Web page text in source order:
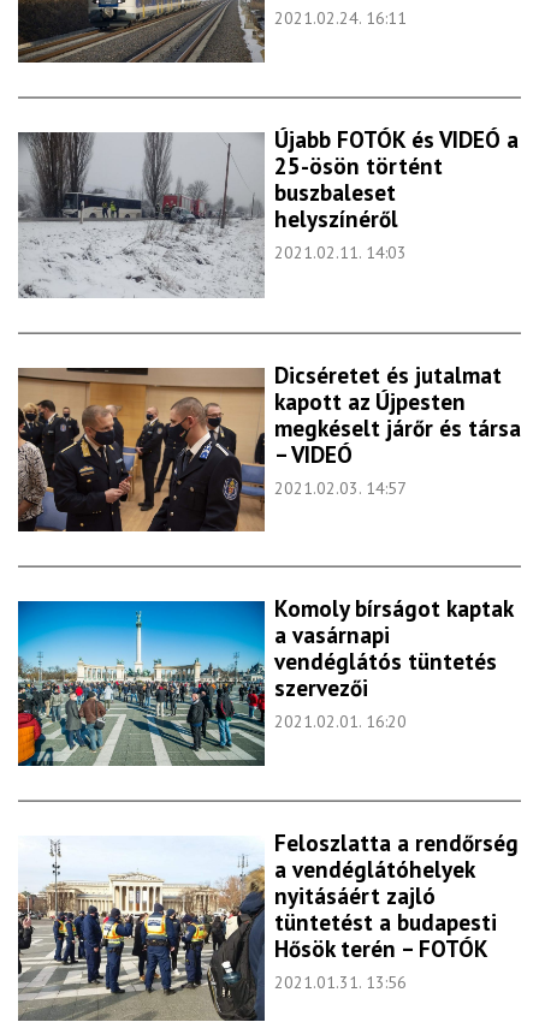
2021.02.24. 16:11
Újabb FOTÓK és VIDEÓ a
25-ösön történt
buszbaleset
helyszínéről
2021.02.11. 14:03
Dicséretet és jutalmat
kapott az Újpesten
megkéselt járőr és társa
– VIDEÓ
2021.02.03. 14:57
Komoly bírságot kaptak
a vasárnapi
vendéglátós tüntetés
szervezői
2021.02.01. 16:20
Feloszlatta a rendőrség
a vendéglátóhelyek
nyitásáért zajló
tüntetést a budapesti
Hősök terén – FOTÓK
2021.01.31. 13:56